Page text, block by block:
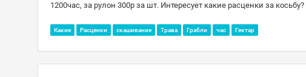
1200час, за рулон 300р за шт. Интересует какие расценки за косьбу?
Какие Расценки скашивание Трава Грабли час Гектар